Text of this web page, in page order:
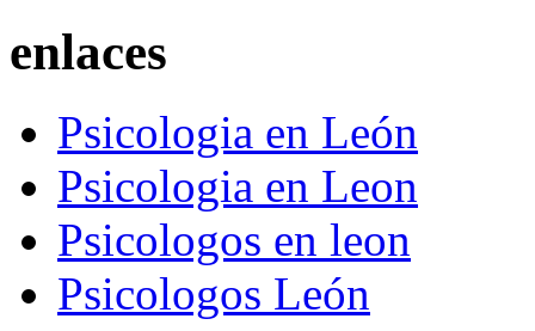
enlaces
Psicologia en León
Psicologia en Leon
Psicologos en leon
Psicologos León